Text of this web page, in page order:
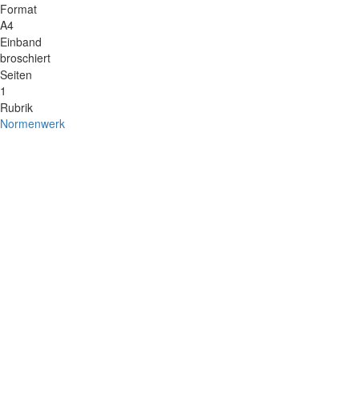
Format
A4
Einband
broschiert
Seiten
1
Rubrik
Normenwerk